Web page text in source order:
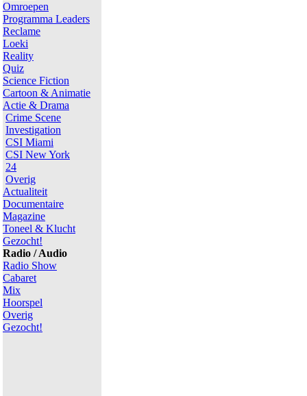
Omroepen
Programma Leaders
Reclame
Loeki
Reality
Quiz
Science Fiction
Cartoon & Animatie
Actie & Drama
Crime Scene
Investigation
CSI Miami
CSI New York
24
Overig
Actualiteit
Documentaire
Magazine
Toneel & Klucht
Gezocht!
Radio / Audio
Radio Show
Cabaret
Mix
Hoorspel
Overig
Gezocht!